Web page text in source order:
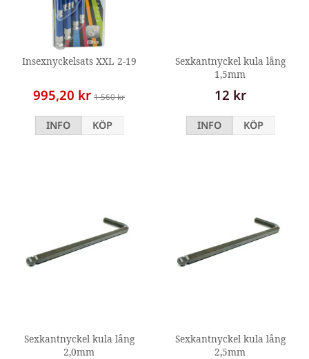
Insexnyckelsats XXL 2-19
995,20 kr 1 560 kr
INFO KÖP
Sexkantnyckel kula lång
1,5mm
12 kr
INFO KÖP
Sexkantnyckel kula lång
2,0mm
Sexkantnyckel kula lång
2,5mm